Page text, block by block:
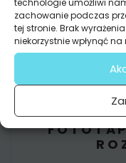
technologie umożliwi
zachowanie podczas
tej stronie. Brak
niekorzystnie wpłynąć
wakacji nad
Zaproponowali
mam prawie